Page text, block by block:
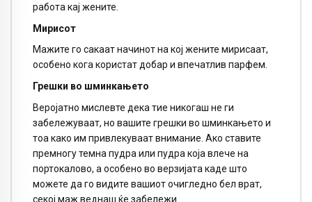
работа кај жените.
Мирисот
Мажите го сакаат начинот на кој жените мирисаат,
особено кога користат добар и впечатлив парфем.
Грешки во шминкањето
Веројатно мислевте дека тие никогаш не ги
забележуваат, но вашите грешки во шминкањето и
тоа како им привлекуваат внимание. Ако ставите
премногу темна пудра или пудра која влече на
портокалово, а особено во верзијата каде што
можете да го видите вашиот очигледно бел врат,
секој маж веднаш ќе забележи.